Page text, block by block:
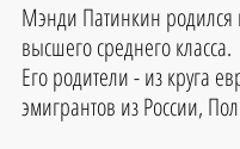
Мэнди Патинкин родился
высшего среднего класса.
Его родители - из круга
эмигрантов из России,